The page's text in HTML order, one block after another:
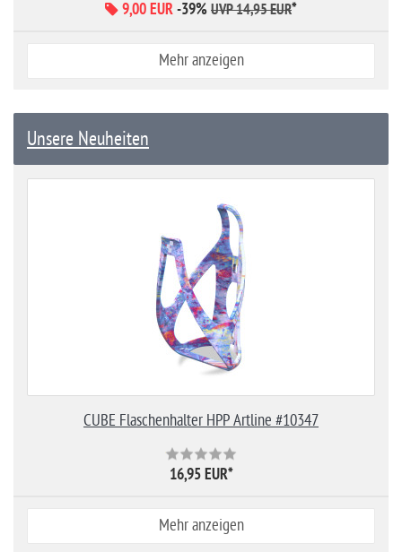
9,00 EUR-39% UVP 14,95 EUR*
Mehr anzeigen
Unsere Neuheiten
CUBE Flaschenhalter HPP Artline #10347
16,95 EUR*
Mehr anzeigen